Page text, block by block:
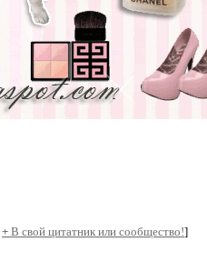
+ В свой цитатник или сообщество!]